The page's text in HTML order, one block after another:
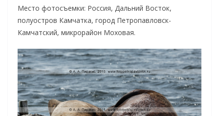
Место фотосъемки: Россия, Дальний Восток,
полуостров Камчатка, город Петропавловск-
Камчатский, микрорайон Моховая.